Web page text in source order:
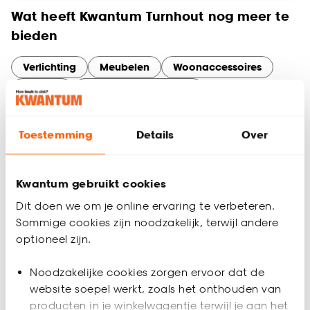
Toestemming Details Over
Kwantum gebruikt cookies
Dit doen we om je online ervaring te verbeteren.
Sommige cookies zijn noodzakelijk, terwijl andere
optioneel zijn.
Noodzakelijke cookies zorgen ervoor dat de
website soepel werkt, zoals het onthouden van
producten in je winkelwagentje terwijl je aan het
Wat heeft Kwantum Turnhout nog meer te
bieden
Verlichting Meubelen
Woonaccessoires
Behang
Services en diensten bij Kwantum Turnhout
voor gordijnen op maat, of een artikel wilt retourneren – wij